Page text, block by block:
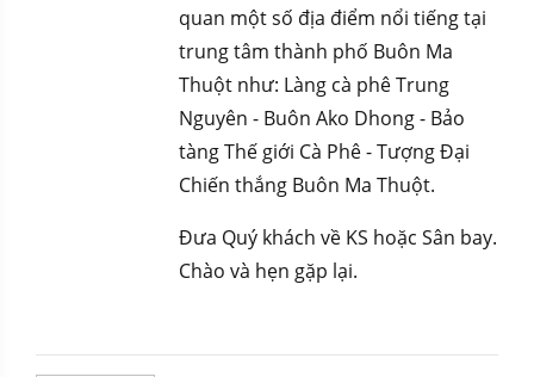
quan một số địa điểm nổi tiếng tại
trung tâm thành phố Buôn Ma
Thuột như: Làng cà phê Trung
Nguyên - Buôn Ako Dhong - Bảo
tàng Thế giới Cà Phê - Tượng Đại
Chiến thắng Buôn Ma Thuột.
Đưa Quý khách về KS hoặc Sân bay.
Chào và hẹn gặp lại.